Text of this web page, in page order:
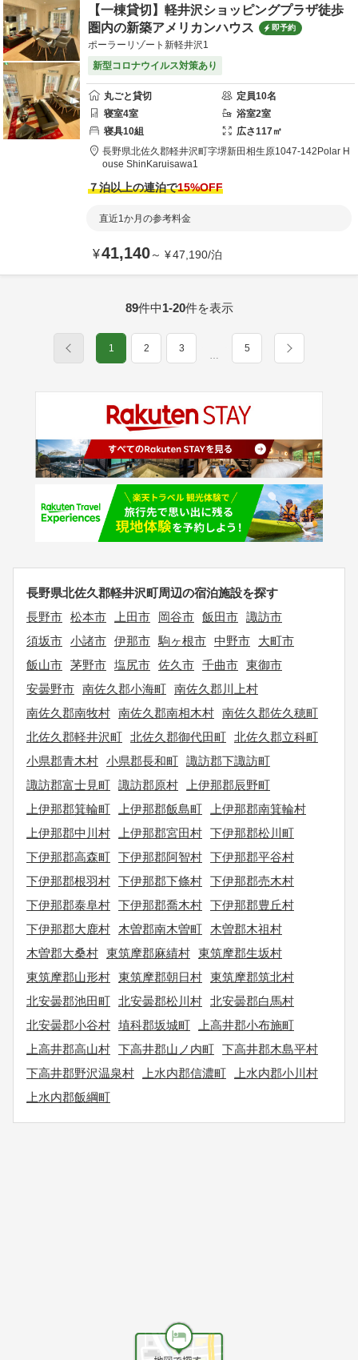
【一棟貸切】軽井沢ショッピングプラザ徒歩
圏内の新築アメリカンハウス
即予約
ポーラーリゾート新軽井沢1
新型コロナウイルス対策あり
丸ごと貸切 定員10名
寝室4室 浴室2室
寝具10組 広さ117㎡
長野県北佐久郡軽井沢町字堺新田相生原1047-142 Polar H
ouse ShinKaruisawa1
７泊以上の連泊で15%OFF
直近1か月の参考料金
¥41,140～ ¥47,190/泊
89件中1-20件を表示
1 2 3
…
5
長野県北佐久郡軽井沢町周辺の宿泊施設を探す
長野市 松本市 上田市 岡谷市 飯田市 諏訪市
須坂市 小諸市 伊那市 駒ヶ根市 中野市
大町市
飯山市 茅野市 塩尻市 佐久市 千曲市 東御市
安曇野市 南佐久郡小海町 南佐久郡川上村
南佐久郡南牧村 南佐久郡南相木村 南佐久郡佐久穂町
北佐久郡軽井沢町 北佐久郡御代田町 北佐久郡立科町
小県郡青木村 小県郡長和町 諏訪郡下諏訪町
諏訪郡富士見町 諏訪郡原村
上伊那郡辰野町
上伊那郡箕輪町
上伊那郡飯島町
上伊那郡南箕輪村
上伊那郡中川村
上伊那郡宮田村 下伊那郡松川町
下伊那郡高森町 下伊那郡阿智村 下伊那郡平谷村
下伊那郡根羽村 下伊那郡下條村 下伊那郡売木村
下伊那郡泰阜村 下伊那郡喬木村 下伊那郡豊丘村
下伊那郡大鹿村
木曽郡南木曽町
木曽郡木祖村
木曽郡大桑村 東筑摩郡麻績村 東筑摩郡生坂村
東筑摩郡山形村 東筑摩郡朝日村 東筑摩郡筑北村
北安曇郡池田町 北安曇郡松川村 北安曇郡白馬村
北安曇郡小谷村 埴科郡坂城町
上高井郡小布施町
上高井郡高山村 下高井郡山ノ内町 下高井郡木島平村
下高井郡野沢温泉村
上水内郡信濃町
上水内郡小川村
上水内郡飯綱町